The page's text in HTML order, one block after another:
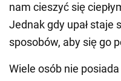
nam cieszyć się
Jednak gdy upał staje
sposobów, aby się go
Wiele osób nie